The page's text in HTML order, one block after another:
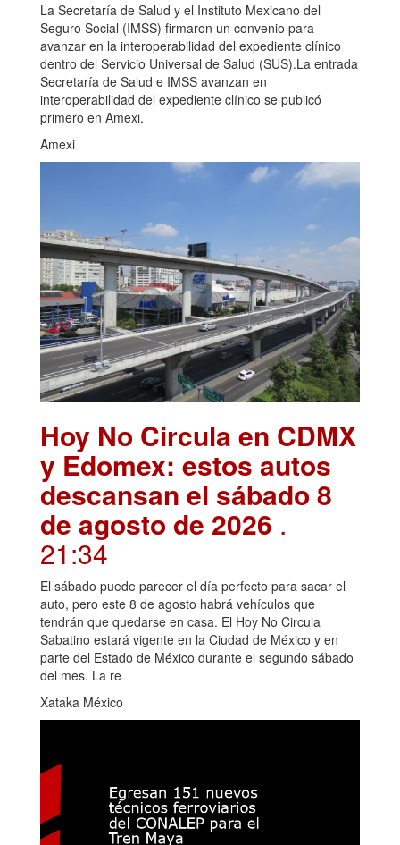
La Secretaría de Salud y el Instituto Mexicano del
Seguro Social (IMSS) firmaron un convenio para
avanzar en la interoperabilidad del expediente clínico
dentro del Servicio Universal de Salud (SUS).La entrada
Secretaría de Salud e IMSS avanzan en
interoperabilidad del expediente clínico se publicó
primero en Amexi.
Amexi
Hoy No Circula en CDMX
y Edomex: estos autos
descansan el sábado 8
de agosto de 2026 .
21:34
El sábado puede parecer el día perfecto para sacar el
auto, pero este 8 de agosto habrá vehículos que
tendrán que quedarse en casa. El Hoy No Circula
Sabatino estará vigente en la Ciudad de México y en
parte del Estado de México durante el segundo sábado
del mes. La re
Xataka México